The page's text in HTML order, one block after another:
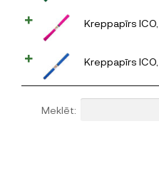
Kreppapīrs
Kreppapīrs
Meklēt: